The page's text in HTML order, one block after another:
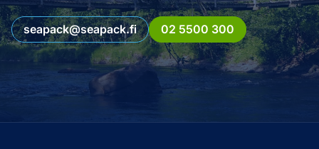
seapack@seapack.fi 02 5500 300